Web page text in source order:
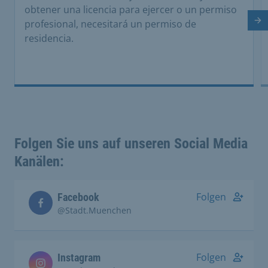
obtener una licencia para ejercer o un permiso
profesional, necesitará un permiso de
residencia.
Folgen Sie uns auf unseren Social Media
Kanälen:
Facebook
@Stadt.Muenchen
Folgen
Instagram Folgen